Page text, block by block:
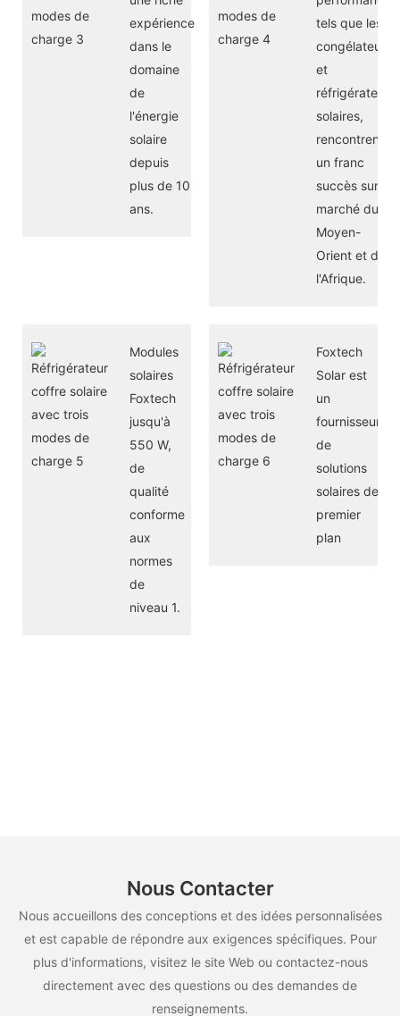
expérience
dans le
domaine
de
l'énergie
solaire
depuis
plus de 10
ans.
tels que les
congélateurs
et
réfrigérateurs
solaires,
rencontrent
un franc
succès sur le
marché du
Moyen-
Orient et de
l'Afrique.
Modules
solaires
Foxtech
jusqu'à
550 W,
de
qualité
conforme
aux
normes
de
niveau 1.
Foxtech
Solar est
un
fournisseur
de
solutions
solaires de
premier
plan
Nous Contacter
Nous accueillons des conceptions et des idées personnalisées
et est capable de répondre aux exigences spécifiques. Pour
plus d'informations, visitez le site Web ou contactez-nous
directement avec des questions ou des demandes de
renseignements.